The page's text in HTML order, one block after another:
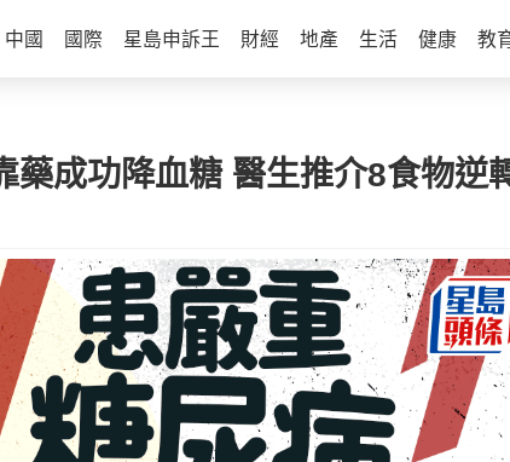
中國 國際 星島申訴王 財經 地產 生活 健康 教
藥成功降血糖 醫生推介8食物逆